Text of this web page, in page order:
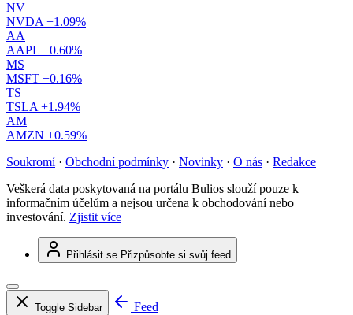
NV
NVDA +1.09%
AA
AAPL +0.60%
MS
MSFT +0.16%
TS
TSLA +1.94%
AM
AMZN +0.59%
Soukromí · Obchodní podmínky · Novinky · O nás · Redakce
Veškerá data poskytovaná na portálu Bulios slouží pouze k
informačním účelům a nejsou určena k obchodování nebo
investování. Zjistit více
Přihlásit se Přizpůsobte si svůj feed
Toggle Sidebar
Feed